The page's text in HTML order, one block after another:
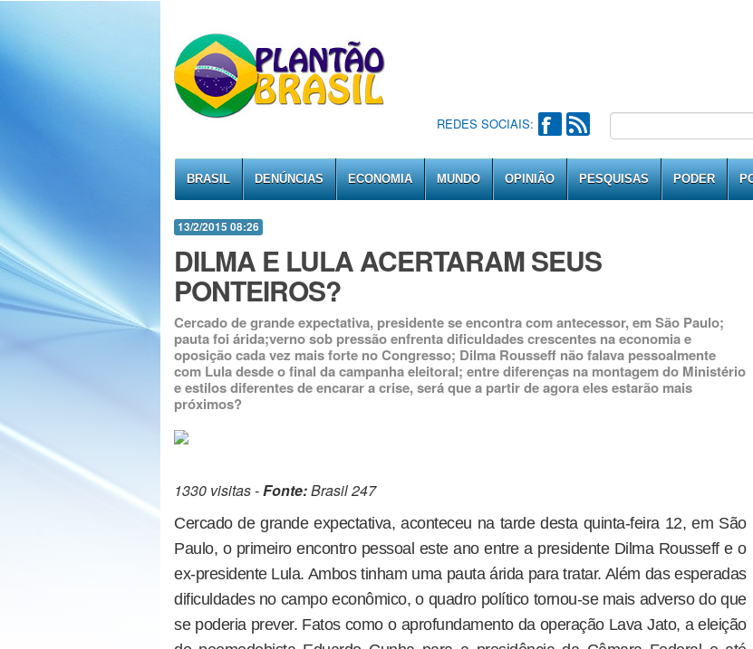
REDES SOCIAIS:
BRASIL DENÚNCIAS ECONOMIA MUNDO OPINIÃO PESQUISAS PODER
13/2/2015 08:26
DILMA E LULA ACERTARAM SEUS
PONTEIROS?
Cercado de grande expectativa, presidente se encontra com antecessor, em São Paulo;
pauta foi árida;verno sob pressão enfrenta dificuldades crescentes na economia e
oposição cada vez mais forte no Congresso; Dilma Rousseff não falava pessoalmente
com Lula desde o final da campanha eleitoral; entre diferenças na montagem do Ministério
e estilos diferentes de encarar a crise, será que a partir de agora eles estarão mais
próximos?
1330 visitas -Fonte:Brasil 247
Cercado de grande expectativa, aconteceu na tarde desta quinta-feira 12, em São
Paulo, o primeiro encontro pessoal este ano entre a presidente Dilma Rousseff e o
ex-presidente Lula. Ambos tinham uma pauta árida para tratar. Além das esperadas
dificuldades no campo econômico, o quadro político tornou-se mais adverso do que
se poderia prever. Fatos como o aprofundamento da operação Lava Jato, a eleição